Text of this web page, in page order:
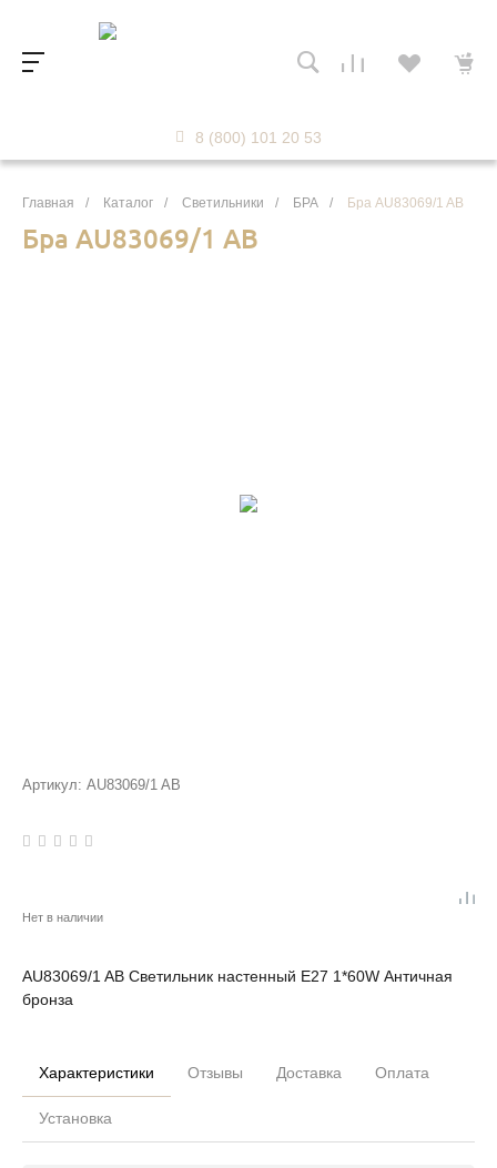
8 (800) 101 20 53
Главная / Каталог / Светильники / БРА / Бра AU83069/1 AB
Бра AU83069/1 AB
Артикул: AU83069/1 AB
Нет в наличии
AU83069/1 AB Светильник настенный E27 1*60W Античная
бронза
Характеристики Отзывы Доставка Оплата
Установка